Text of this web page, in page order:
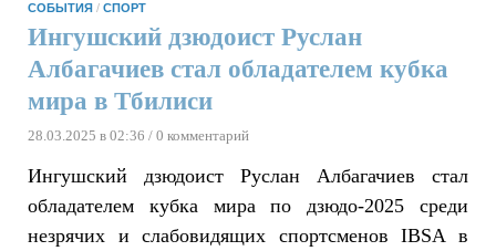
СОБЫТИЯ / СПОРТ
Ингушский дзюдоист Руслан
Албагачиев стал обладателем кубка
мира в Тбилиси
28.03.2025 в 02:36 / 0 комментарий
Ингушский дзюдоист Руслан Албагачиев стал
обладателем кубка мира по дзюдо-2025 среди
незрячих и слабовидящих спортсменов IBSA в